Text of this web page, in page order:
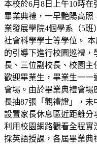
本校於6月8日上午10時
畢業典禮，一早艶陽高照
業發展學院4個學系（5班
社會科學學士等學位。
的引導下進行校園巡禮
長、三位副校長、校園主
歡迎畢業生，畢業生一一
會場。由於畢業典禮會場
長抽87張「觀禮證」，
設置家長休息區近距離分
利用校園網路觀看全程實
採英語授課，各屆畢業典